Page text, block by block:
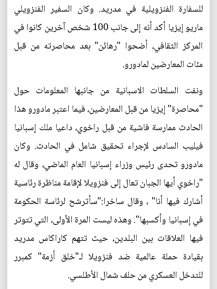
للسفارة الفنزويلية في مدريد. وكان السفير الفنزويلي
ماريو إيزيا أكد أنه إلى جانب 100 شخص آخرين كانوا في
المركز الثقافي، أضحوا "رهائن" بعد محاصرته من قبل
مئات المعارضين لمادورو.
ونفت السلطات الاسبانية من جانبها المعلومات حول
"محاصرة" إيزيا من قبل المعارضين، فيما اعتبر مادورو هذا
الحادث ممارسة فاشية من قبل راخوي، داعيا ملك إسبانيا
فيليب السادس لإجراء تحقيق شامل في الحادث. وكان
مادورو تحدى رئيس وزراء إسبانيا العام الماضي، وقال له
"راخوي أيها الجبان تعال إلى فنزويلا لإقامة مناظرة رئاسية
أشارك فيها أنا" ، وقال ساخرا:"سأترشح لرئاسة الحكومة
في إسبانيا وأكسبها". وهذه ليست المرة الأولى، التي تتوتر
فيها العلاقات بين البلدين، حيث تتهم كاراكاس مدريد
بقيادة حملة عالمية ضد فنزويلا لـ"خلق أزمة" كمبرر
للتدخل العسكري من حلف شمال الأطلسي.